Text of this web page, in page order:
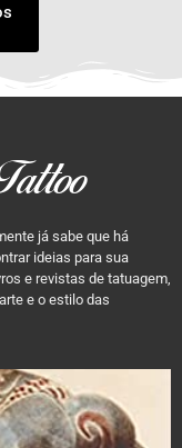
já sabe que há
ideias para sua
e revistas de tatuagem,
e o estilo das